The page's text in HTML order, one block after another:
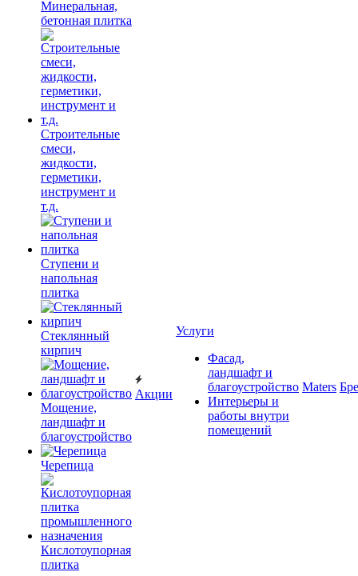
Минеральная,
бетонная плитка
Строительные
смеси,
жидкости,
герметики,
инструмент и
т.д.
Ступени и
напольная
плитка
Cтеклянный
кирпич
Мощение,
ландшафт и
благоустройство
Черепица
Кислотоупорная
плитка
Акции
Услуги
Фасад,
ландшафт и
благоустройство
Интерьеры и
работы внутри
помещений
Maters